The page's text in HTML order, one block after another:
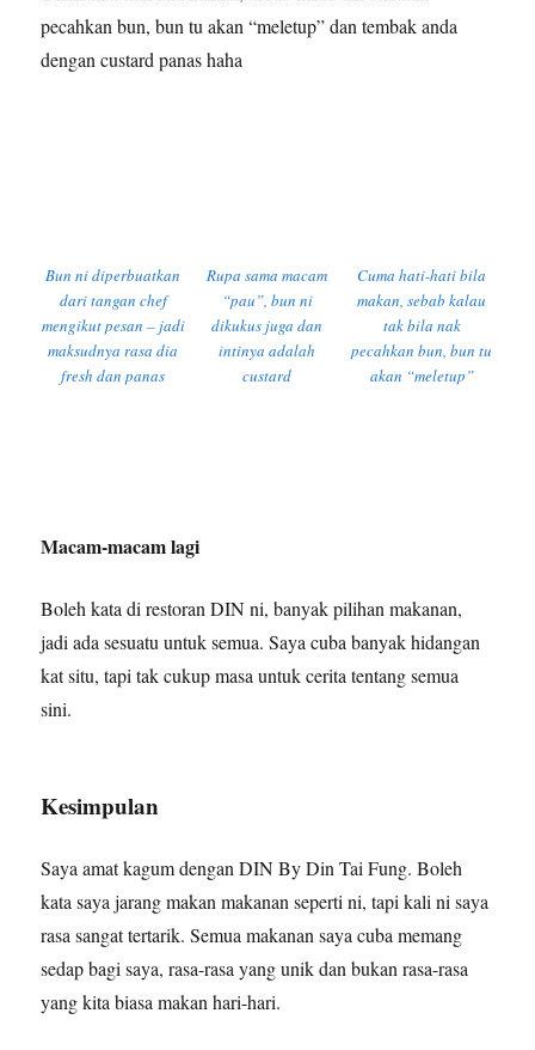
pecahkan bun, bun tu akan “meletup” dan tembak anda
dengan custard panas haha
Bun ni diperbuatkan
dari tangan chef
mengikut pesan – jadi
maksudnya rasa dia
fresh dan panas
Rupa sama macam
“pau”, bun ni
dikukus juga dan
intinya adalah
custard
Cuma hati-hati bila
makan, sebab kalau
tak bila nak
pecahkan bun, bun tu
akan “meletup”
Macam-macam lagi
Boleh kata di restoran DIN ni, banyak pilihan makanan,
jadi ada sesuatu untuk semua. Saya cuba banyak hidangan
kat situ, tapi tak cukup masa untuk cerita tentang semua
sini.
Kesimpulan
Saya amat kagum dengan DIN By Din Tai Fung. Boleh
kata saya jarang makan makanan seperti ni, tapi kali ni saya
rasa sangat tertarik. Semua makanan saya cuba memang
sedap bagi saya, rasa-rasa yang unik dan bukan rasa-rasa
yang kita biasa makan hari-hari.